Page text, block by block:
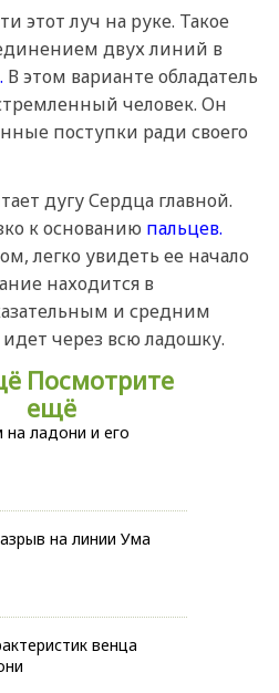
этот луч на руке. Такое
двух линий в
В этом варианте обладатель
человек. Он
поступки ради своего
дугу Сердца главной.
к основанию пальцев.
легко увидеть ее начало
находится в
и средним
через всю ладошку.
Посмотрите
ещё
ладони и его
на линии Ума
венца